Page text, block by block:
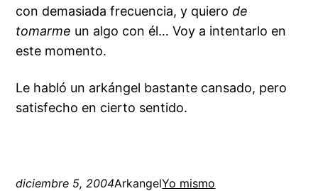
con demasiada frecuencia, y quierode
tomarme un algo con él… Voy a intentarlo en
este momento.
Le habló un arkángel bastante cansado, pero
satisfecho en cierto sentido.
diciembre 5, 2004ArkangelYo mismo